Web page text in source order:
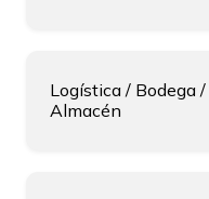
Logística / Bodega /
Almacén